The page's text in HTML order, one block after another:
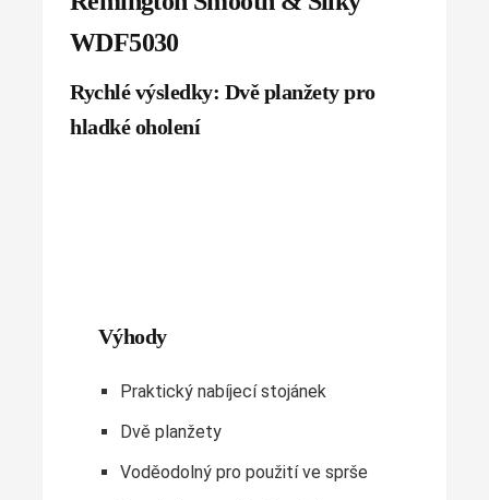
WDF5030
Rychlé výsledky: Dvě planžety pro
hladké oholení
Výhody
Praktický nabíjecí stojánek
Dvě planžety
Voděodolný pro použití ve sprše